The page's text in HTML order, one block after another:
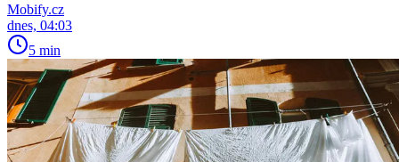
Mobify.cz
dnes, 04:03
5 min